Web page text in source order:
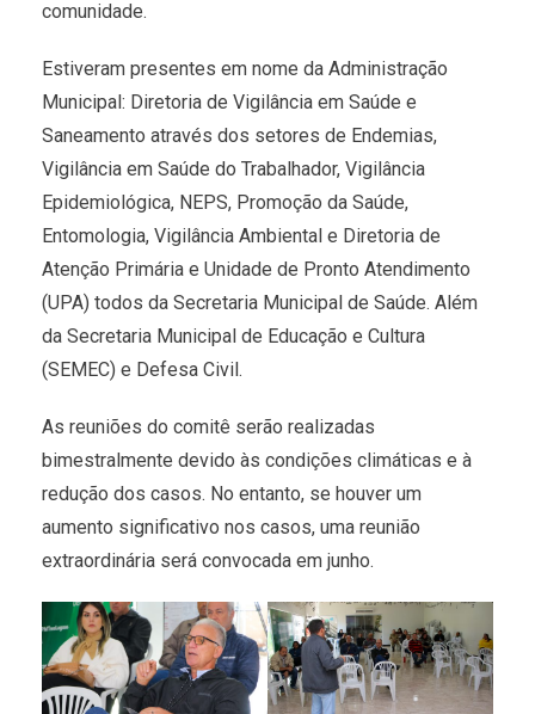
comunidade.
Estiveram presentes em nome da Administração
Municipal: Diretoria de Vigilância em Saúde e
Saneamento através dos setores de Endemias,
Vigilância em Saúde do Trabalhador, Vigilância
Epidemiológica, NEPS, Promoção da Saúde,
Entomologia, Vigilância Ambiental e Diretoria de
Atenção Primária e Unidade de Pronto Atendimento
(UPA) todos da Secretaria Municipal de Saúde. Além
da Secretaria Municipal de Educação e Cultura
(SEMEC) e Defesa Civil.
As reuniões do comitê serão realizadas
bimestralmente devido às condições climáticas e à
redução dos casos. No entanto, se houver um
aumento significativo nos casos, uma reunião
extraordinária será convocada em junho.